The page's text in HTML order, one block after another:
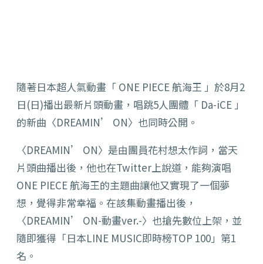
隨著日本超人氣動畫「 ONE PIECE 航海王 」於8月2
日(日)播出最新片頭動畫，唱跳5人團體「 Da-iCE 」
的新曲〈DREAMIN’ ON〉也同時公開。
〈DREAMIN’ ON〉是由團員花村想太作詞，當天
片頭曲播出後，他也在Twitter上說道，能夠演唱
ONE PIECE 航海王的主題曲讓他又實現了一個夢
想，覺得非常幸福。在該集動畫播出後，
〈DREAMIN’ ON-動畫ver.-〉也搶先數位上架，並
隨即獲得「日本LINE MUSIC即時榜TOP 100」第1
名。